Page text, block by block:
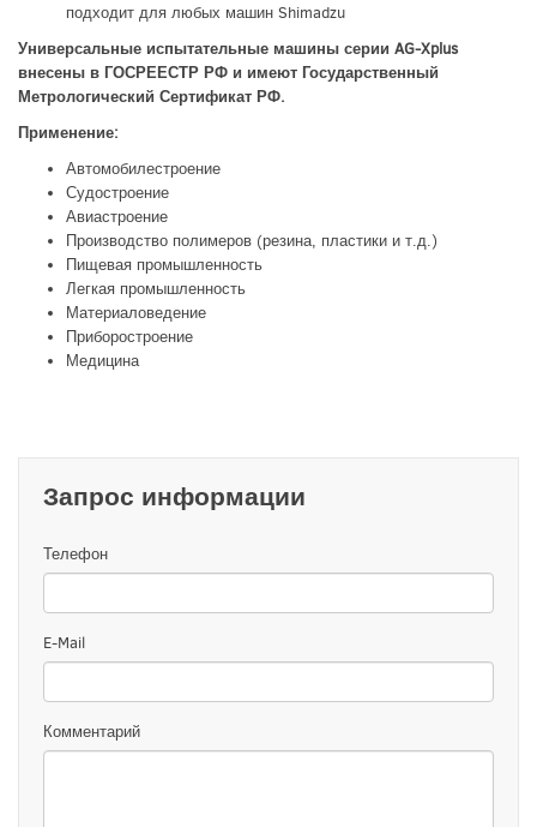
подходит для любых машин Shimadzu
Универсальные испытательные машины серии AG-Xplus
внесены в ГОСРЕЕСТР РФ и имеют Государственный
Метрологический Сертификат РФ.
Применение:
Автомобилестроение
Судостроение
Авиастроение
Производство полимеров (резина, пластики и т.д.)
Пищевая промышленность
Легкая промышленность
Материаловедение
Приборостроение
Медицина
Запрос информации
Телефон
E-Mail
Комментарий